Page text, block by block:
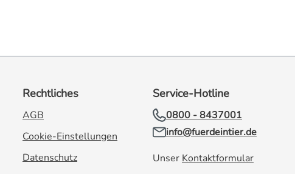
Rechtliches
AGB
Cookie-Einstellungen
Datenschutz
Service-Hotline
0800 - 8437001
info@fuerdeintier.de
Unser Kontaktformular